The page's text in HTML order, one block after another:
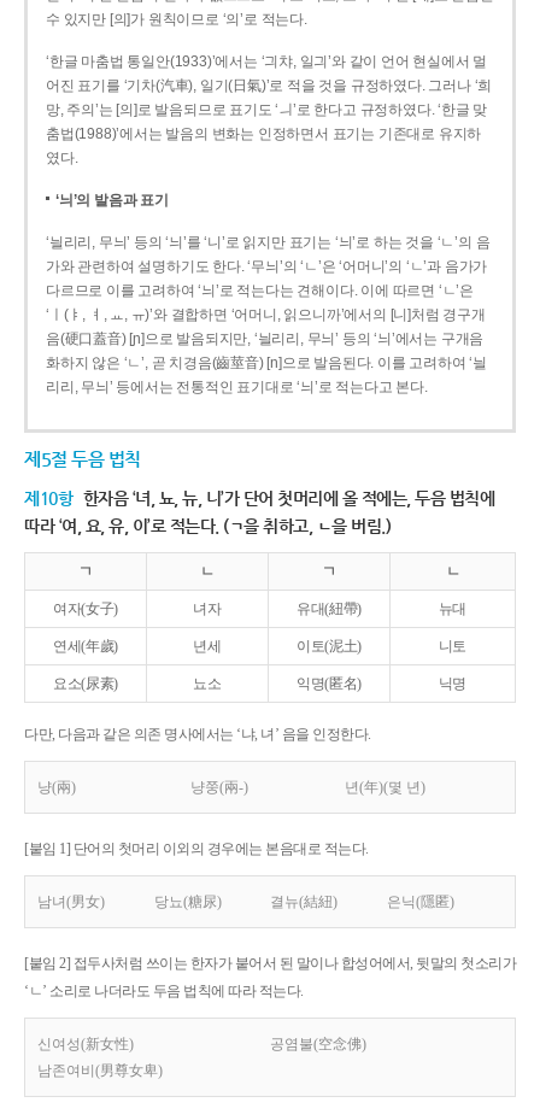
수 있지만 [의]가 원칙이므로 ‘의’로 적는다.
‘한글 마춤법 통일안(1933)’에서는 ‘긔챠, 일긔’와 같이 언어 현실에서 멀
어진 표기를 ‘기차(汽車), 일기(日氣)’로 적을 것을 규정하였다. 그러나 ‘희
망, 주의’는 [의]로 발음되므로 표기도 ‘ㅢ’로 한다고 규정하였다. ‘한글 맞
춤법(1988)’에서는 발음의 변화는 인정하면서 표기는 기존대로 유지하
였다.
‘늬’의 발음과 표기
‘늴리리, 무늬’ 등의 ‘늬’를 ‘니’로 읽지만 표기는 ‘늬’로 하는 것을 ‘ㄴ’의 음
가와 관련하여 설명하기도 한다. ‘무늬’의 ‘ㄴ’은 ‘어머니’의 ‘ㄴ’과 음가가
다르므로 이를 고려하여 ‘늬’로 적는다는 견해이다. 이에 따르면 ‘ㄴ’은
‘ㅣ(ㅑ, ㅕ, ㅛ, ㅠ)’와 결합하면 ‘어머니, 읽으니까’에서의 [니]처럼 경구개
음(硬口蓋音) [ɲ]으로 발음되지만, ‘늴리리, 무늬’ 등의 ‘늬’에서는 구개음
화하지 않은 ‘ㄴ’, 곧 치경음(齒莖音) [n]으로 발음된다. 이를 고려하여 ‘늴
리리, 무늬’ 등에서는 전통적인 표기대로 ‘늬’로 적는다고 본다.
제5절 두음 법칙
제10항 한자음 ‘녀, 뇨, 뉴, 니’가 단어 첫머리에 올 적에는, 두음 법칙에
따라 ‘여, 요, 유, 이’로 적는다. (ㄱ을 취하고, ㄴ을 버림.)
ㄱ ㄴ ㄱ ㄴ
여자(女子) 녀자 유대(紐帶) 뉴대
연세(年歲) 년세 이토(泥土) 니토
요소(尿素) 뇨소 익명(匿名) 닉명
다만, 다음과 같은 의존 명사에서는 ‘냐, 녀’ 음을 인정한다.
냥(兩) 냥쭝(兩-) 년(年)(몇 년)
[붙임 1] 단어의 첫머리 이외의 경우에는 본음대로 적는다.
남녀(男女) 당뇨(糖尿) 결뉴(結紐) 은닉(隱匿)
[붙임 2] 접두사처럼 쓰이는 한자가 붙어서 된 말이나 합성어에서, 뒷말의 첫소리가
‘ㄴ’ 소리로 나더라도 두음 법칙에 따라 적는다.
신여성(新女性)
공염불(空念佛)
남존여비(男尊女卑)